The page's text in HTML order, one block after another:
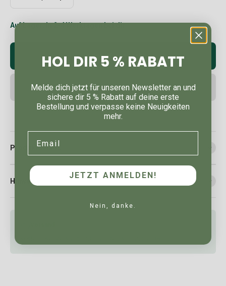
Auf Lager: In 2-4 Werktagen bei dir
In den Warenkorb
Produktdetails
Hinweise
HOL DIR 5 % RABATT
Melde dich jetzt für unseren Newsletter an und
sichere dir 5 % Rabatt auf deine erste
Bestellung und verpasse keine Neuigkeiten
mehr.
JETZT ANMELDEN!
Nein, danke.